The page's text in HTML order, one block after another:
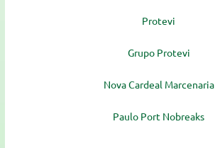
Protevi
Grupo Protevi
Nova Cardeal Marcenaria
Paulo Port Nobreaks